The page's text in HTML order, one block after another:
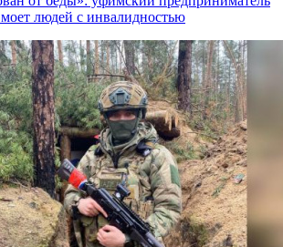
людей с инвалидностью